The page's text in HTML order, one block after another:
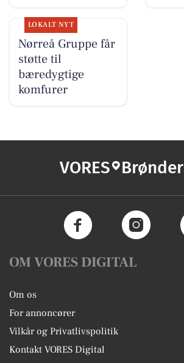
LOKALT NYT
Nørreå Gruppe får
støtte til
bæredygtige
komfurer
VORES
OM VORES DIGITAL
Om os
For annoncører
Vilkår og Privatlivspolitik
Kontakt VORES Digital